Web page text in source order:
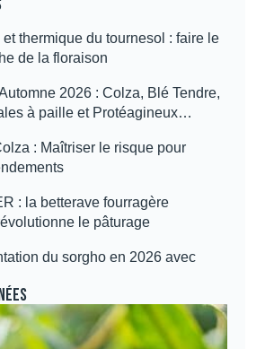
thermique du tournesol : faire le
de la floraison
2026 : Colza, Blé Tendre,
à paille et Protéagineux…
: Maîtriser le risque pour
: la betterave fourragère
le pâturage
du sorgho en 2026 avec